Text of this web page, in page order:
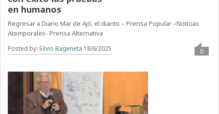
en humanos
Regresar a Diario Mar de Ajó, el diarito – Prensa Popular –Noticias
Atemporales- Prensa Alternativa
Posted by: Silvio Bageneta 18/6/2025 0